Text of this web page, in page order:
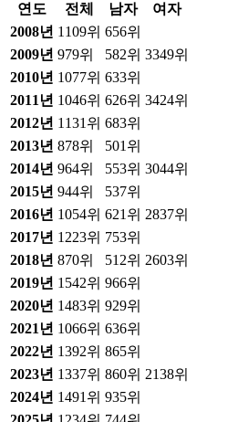
연도 전체 남자
여자
2008년 1109위 656위
2009년 979위 582위 3349위
2010년 1077위 633위
2011 년 1046위 626위 3424위
2012년 1131위 683위
2013년 878위
501위
2014년 964위 553위 3044위
2015년 944위
537위
2016년 1054위 621위 2837위
2017년 1223위 753위
2018년 870위 512위 2603위
2019년 1542위 966위
2020년 1483위 929위
2021 년 1066위 636위
2022년 1392위 865위
2023년 1337위 860위 2138위
2024년 1491위 935위